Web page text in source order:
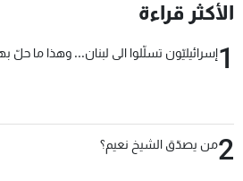
الأكثر قراءة
1إسرائيليّون تسلّلوا الى لبنان... وهذا ما حلّ
2من يصدّق الشيخ نعيم؟